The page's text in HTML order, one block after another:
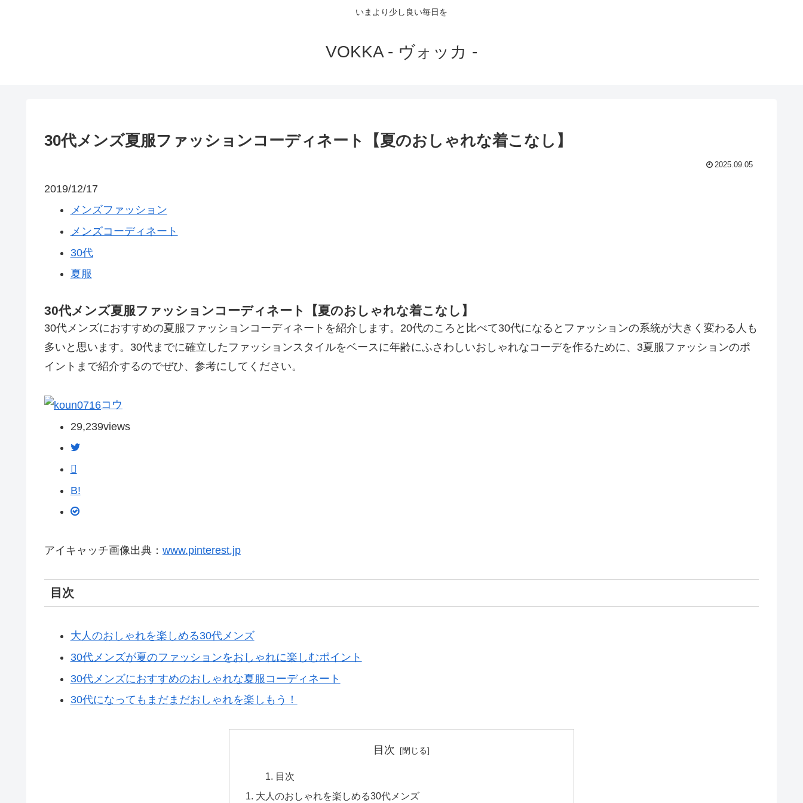
いまより少し良い毎日を
VOKKA - ヴォッカ -
30代メンズ夏服ファッションコーディネート【夏のおしゃれな着こなし】
2025.09.05
2019/12/17
メンズファッション
メンズコーディネート
30代
夏服
30代メンズ夏服ファッションコーディネート【夏のおしゃれな着こなし】
30代メンズにおすすめの夏服ファッションコーディネートを紹介します。20代のころと比べて30代になるとファッションの系統が大きく変わる人も
多いと思います。30代までに確立したファッションスタイルをベースに年齢にふさわしいおしゃれなコーデを作るために、3夏服ファッションのポ
イントまで紹介するのでぜひ、参考にしてください。
コウ
29,239views
B!
アイキャッチ画像出典： www.pinterest.jp
目次
大人のおしゃれを楽しめる30代メンズ
30代メンズが夏のファッションをおしゃれに楽しむポイント
30代メンズにおすすめのおしゃれな夏服コーディネート
30代になってもまだまだおしゃれを楽しもう！
目次
目次
大人のおしゃれを楽しめる30代メンズ